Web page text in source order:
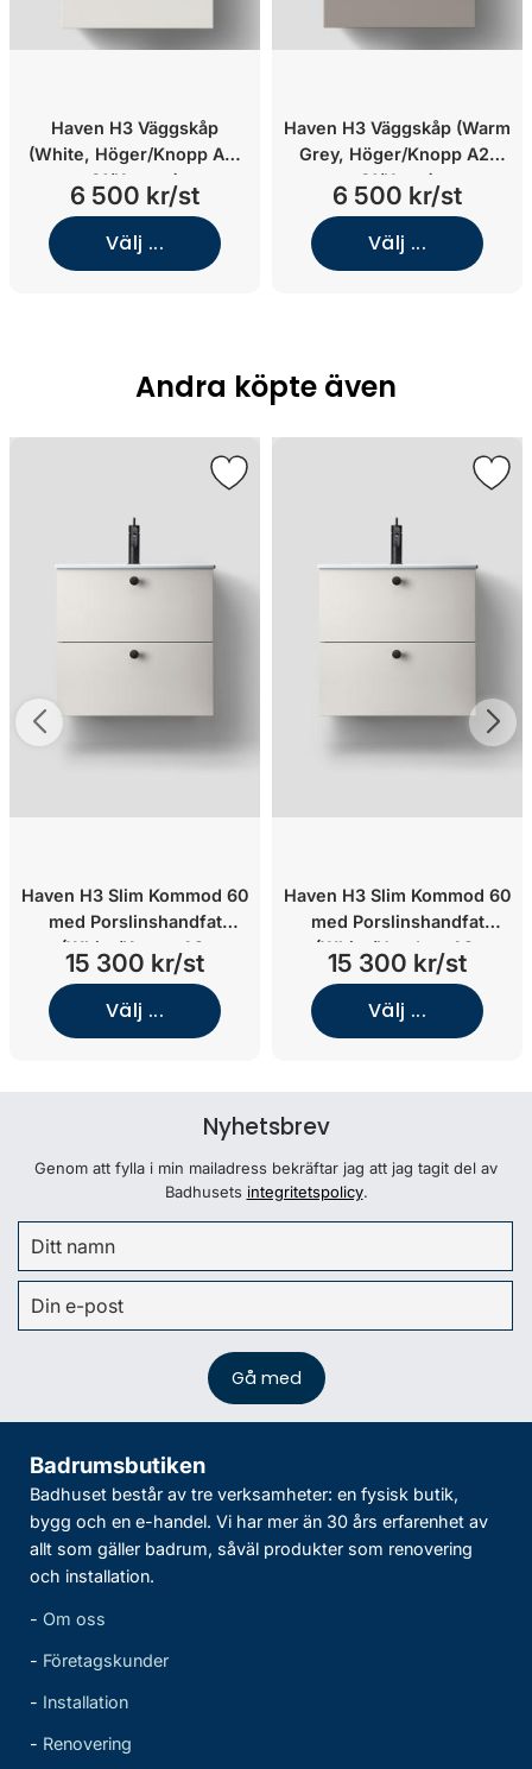
Haven H3 Väggskåp
(White, Höger/Knopp A2.
01/Koppar)
6 500 kr/st
Välj ...
Haven H3 Väggskåp (Warm
Grey, Höger/Knopp A2.
01/Krom)
6 500 kr/st
Välj ...
Andra köpte även
Haven H3 Slim Kommod 60
med Porslinshandfat
(White/Knopp A2.
04/Krom)
15 300 kr/st
Välj ...
Haven H3 Slim Kommod 60
med Porslinshandfat
(White/Handtag A2.
03/Krom)
15 300 kr/st
Välj ...
Nyhetsbrev
Genom att fylla i min mailadress bekräftar jag att jag tagit del av
Badhusets integritetspolicy.
Badrumsbutiken
Badhuset består av tre verksamheter: en fysisk butik,
bygg och en e-handel. Vi har mer än 30 års erfarenhet av
allt som gäller badrum, såväl produkter som renovering
och installation.
- Om oss
- Företagskunder
- Installation
- Renovering